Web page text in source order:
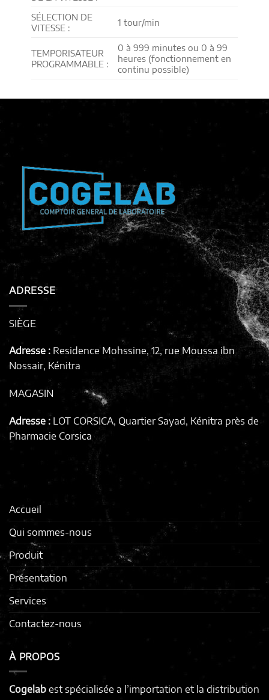
SÉLECTION DE
VITESSE :
1 tour/min
TEMPORISATEUR
PROGRAMMABLE :
0 à 999 minutes ou 0 à 99
heures (fonctionnement en
continu possible)
ADRESSE
SIÈGE
Adresse : Residence Mohssine, 12, rue Moussa ibn
Nossair, Kénitra
MAGASIN
Adresse : LOT CORSICA, Quartier Sayad, Kénitra près de
Pharmacie Corsica
Accueil
Qui sommes-nous
Produit
Présentation
Services
Contactez-nous
À PROPOS
Cogelab est spécialisée a l’importation et la distribution